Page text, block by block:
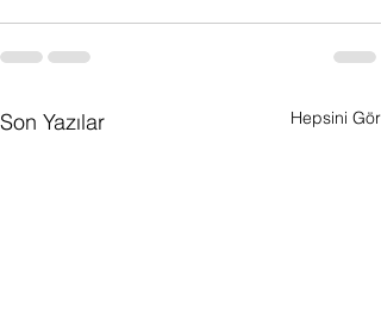
Son Yazılar Hepsini Gör